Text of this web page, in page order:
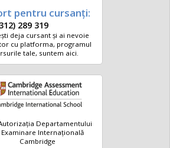
pentru cursanți:
289 319
deja cursant și ai nevoie
cu platforma, programul
tale, suntem aici.
Departamentului
Examinare Internațională
Cambridge